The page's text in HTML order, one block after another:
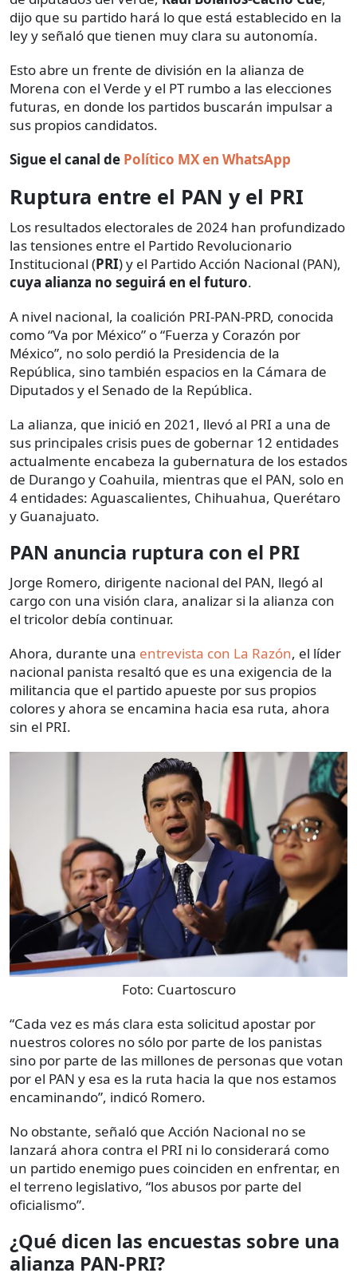
dijo que su partido hará lo que está establecido en la
ley y señaló que tienen muy clara su autonomía.
Esto abre un frente de división en la alianza de
Morena con el Verde y el PT rumbo a las elecciones
futuras, en donde los partidos buscarán impulsar a
sus propios candidatos.
Sigue el canal de Político MX en WhatsApp
Ruptura entre el PAN y el PRI
Los resultados electorales de 2024 han profundizado
las tensiones entre el Partido Revolucionario
Institucional (PRI) y el Partido Acción Nacional (PAN),
cuya alianza no seguirá en el futuro.
A nivel nacional, la coalición PRI-PAN-PRD, conocida
como “Va por México” o “Fuerza y Corazón por
México”, no solo perdió la Presidencia de la
República, sino también espacios en la Cámara de
Diputados y el Senado de la República.
La alianza, que inició en 2021, llevó al PRI a una de
sus principales crisis pues de gobernar 12 entidades
actualmente encabeza la gubernatura de los estados
de Durango y Coahuila, mientras que el PAN, solo en
4 entidades: Aguascalientes, Chihuahua, Querétaro
y Guanajuato.
PAN anuncia ruptura con el PRI
Jorge Romero, dirigente nacional del PAN, llegó al
cargo con una visión clara, analizar si la alianza con
el tricolor debía continuar.
Ahora, durante una entrevista con La Razón, el líder
nacional panista resaltó que es una exigencia de la
militancia que el partido apueste por sus propios
colores y ahora se encamina hacia esa ruta, ahora
sin el PRI.
Foto: Cuartoscuro
“Cada vez es más clara esta solicitud apostar por
nuestros colores no sólo por parte de los panistas
sino por parte de las millones de personas que votan
por el PAN y esa es la ruta hacia la que nos estamos
encaminando”, indicó Romero.
No obstante, señaló que Acción Nacional no se
lanzará ahora contra el PRI ni lo considerará como
un partido enemigo pues coinciden en enfrentar, en
el terreno legislativo, “los abusos por parte del
oficialismo”.
¿Qué dicen las encuestas sobre una
alianza PAN-PRI?